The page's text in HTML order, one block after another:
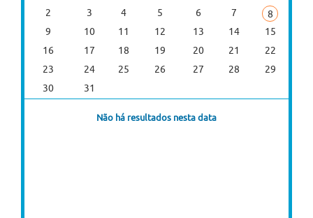
2
3 4 5 6 7
8
9
10 11 12 13 14
15
16
17 18 19 20 21
22
23
24 25 26 27 28
29
30
31
Não há resultados nesta data